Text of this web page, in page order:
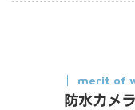
merit of
防水カメ